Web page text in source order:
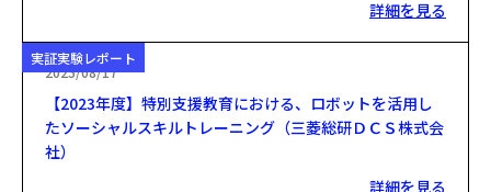
詳細を見る
実証実験レポート
2023/08/17
【2023年度】特別支援教育における、ロボットを活用し
たソーシャルスキルトレーニング（三菱総研ＤＣＳ株式会
社）
詳細を見る